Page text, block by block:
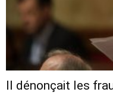
Il dénonçait les